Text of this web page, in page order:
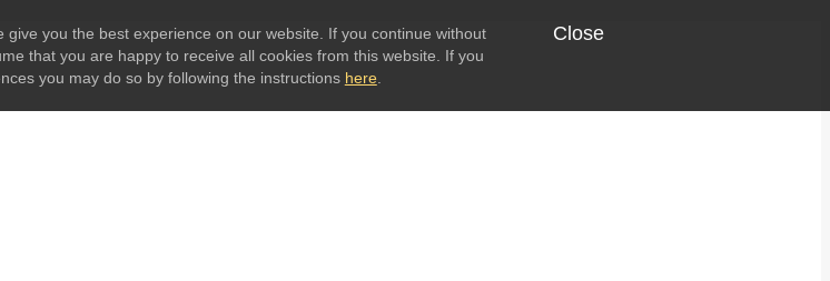
give you the best experience on our website. If you continue without
that you are happy to receive all cookies from this website. If you
you may do so by following the instructions here.
Close